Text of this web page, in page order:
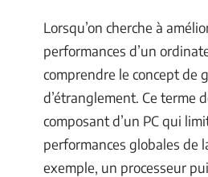
Lorsqu’on cherche à
performances d’un
comprendre le concept de
d’étranglement. Ce terme
composant d’un PC qui
performances globales de
exemple, un processeur